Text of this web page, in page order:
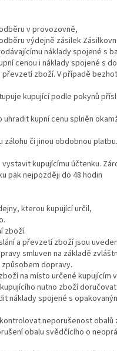
v provozovně,
výdejně zásilek
náklady spojené s
cenou i náklady spojené s
zboží. V případě
kupující podle pokynů
kupní cenu splněn
či jinou obdobnou
kupujícímu účtenku.
pak nejpozději do 48 hodin
kterou kupující určil,
zboží.
a převzetí zboží jsou
smluven na základě
dopravy.
na místo určené
nutno zboží
náklady spojené s
neporušenost
obalu svědčícího o